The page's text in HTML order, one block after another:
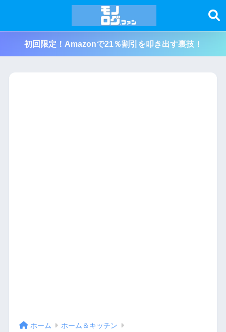
初回限定！Amazonで21％割引を叩き出す裏技！
ホーム ホーム＆キッチン